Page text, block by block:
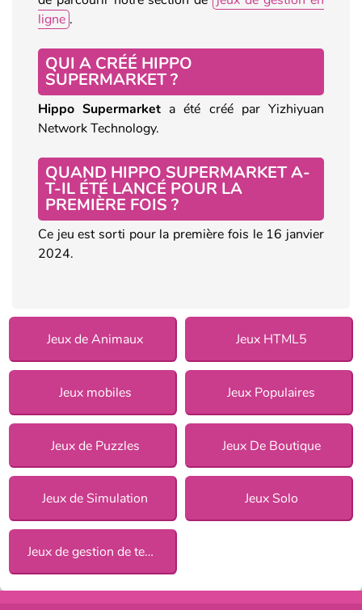
ligne .
QUI A CRÉÉ HIPPO
SUPERMARKET ?
Hippo Supermarket a été créé par Yizhiyuan
Network Technology.
QUAND HIPPO SUPERMARKET A-
T-IL ÉTÉ LANCÉ POUR LA
PREMIÈRE FOIS ?
Ce jeu est sorti pour la première fois le 16 janvier
2024.
Jeux de Animaux Jeux HTML5
Jeux mobiles Jeux Populaires
Jeux de Puzzles Jeux De Boutique
Jeux de Simulation Jeux Solo
Jeux de gestion de temps